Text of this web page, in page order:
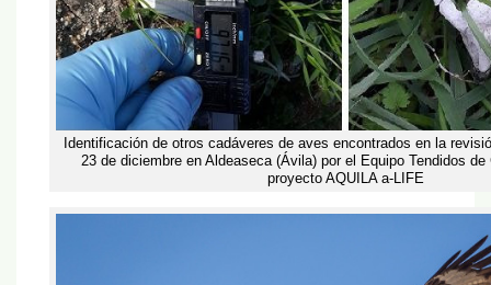
Identificación de otros cadáveres de aves encontrados en la
23 de diciembre en Aldeaseca (Ávila) por el Equipo Tendidos de
proyecto AQUILA a-LIFE